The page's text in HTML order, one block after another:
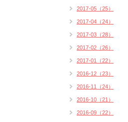
2017-05（25）
2017-04（24）
2017-03（28）
2017-02（26）
2017-01（22）
2016-12（23）
2016-11（24）
2016-10（21）
2016-09（22）